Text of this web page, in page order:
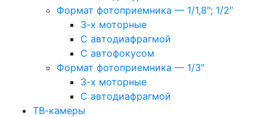
Формат фотоприемника — 1/1,8″; 1/2″
3-х моторные
С автодиафрагмой
С автофокусом
Формат фотоприемника — 1/3″
3-х моторные
С автодиафрагмой
ТВ-камеры